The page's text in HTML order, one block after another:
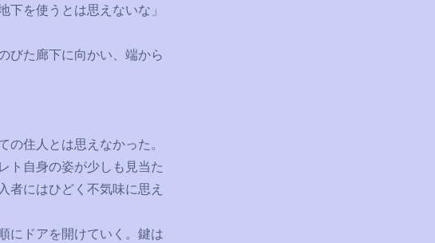
下を使うとは思えないな」
びた廊下に向かい、端から
住人とは思えなかった。
ト自身の姿が少しも見当た
者にはひどく不気味に思え
にドアを開けていく。鍵は